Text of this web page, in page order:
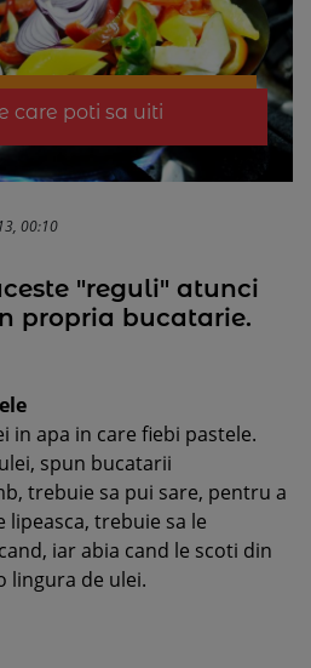
care poti sa uiti
00:10
"reguli" atunci
propria bucatarie.
in apa in care fiebi pastele.
spun bucatarii
trebuie sa pui sare, pentru a
lipeasca, trebuie sa le
iar abia cand le scoti din
lingura de ulei.